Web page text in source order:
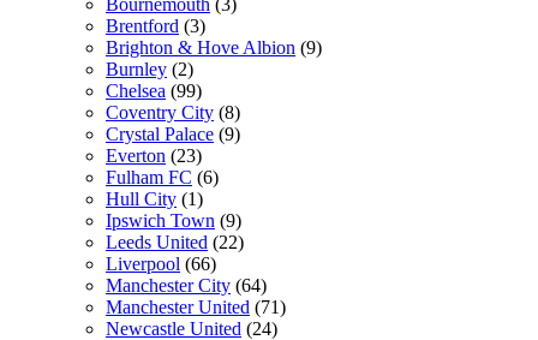
Bournemouth (3)
Brentford (3)
Brighton & Hove Albion (9)
Burnley (2)
Chelsea (99)
Coventry City (8)
Crystal Palace (9)
Everton (23)
Fulham FC (6)
Hull City (1)
Ipswich Town (9)
Leeds United (22)
Liverpool (66)
Manchester City (64)
Manchester United (71)
Newcastle United (24)